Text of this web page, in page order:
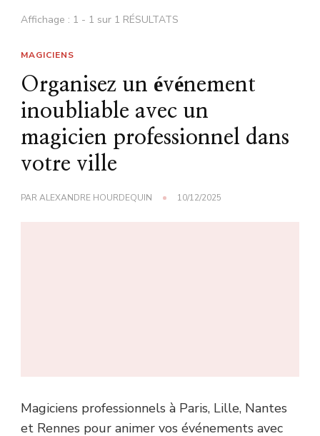
Affichage : 1 - 1 sur 1 RÉSULTATS
MAGICIENS
Organisez un événement
inoubliable avec un
magicien professionnel dans
votre ville
PARALEXANDRE HOURDEQUIN 10/12/2025
Magiciens professionnels à Paris, Lille, Nantes
et Rennes pour animer vos événements avec